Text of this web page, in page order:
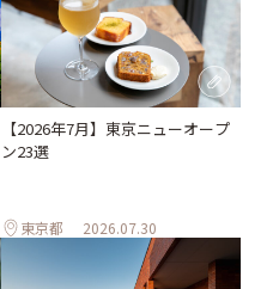
【2026年7月】東京ニューオープ
ン23選
東京都 2026.07.30